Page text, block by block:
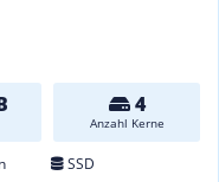
4
Anzahl Kerne
SSD